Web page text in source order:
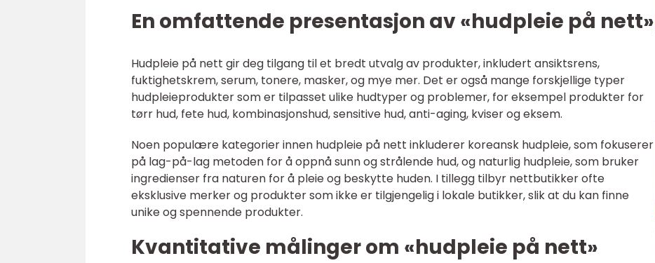
En omfattende presentasjon av «hudpleie på nett»
Hudpleie på nett gir deg tilgang til et bredt utvalg av produkter, inkludert ansiktsrens,
fuktighetskrem, serum, tonere, masker, og mye mer. Det er også mange forskjellige typer
hudpleieprodukter som er tilpasset ulike hudtyper og problemer, for eksempel produkter for
tørr hud, fete hud, kombinasjonshud, sensitive hud, anti-aging, kviser og eksem.
Noen populære kategorier innen hudpleie på nett inkluderer koreansk hudpleie, som fokuserer
på lag-på-lag metoden for å oppnå sunn og strålende hud, og naturlig hudpleie, som bruker
ingredienser fra naturen for å pleie og beskytte huden. I tillegg tilbyr nettbutikker ofte
eksklusive merker og produkter som ikke er tilgjengelig i lokale butikker, slik at du kan finne
unike og spennende produkter.
Kvantitative målinger om «hudpleie på nett»